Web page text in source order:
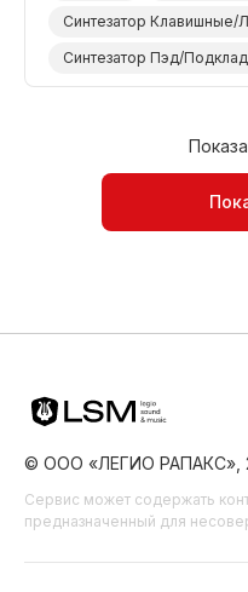
Синтезатор Клавишные/
Синтезатор Пэд/Подклад
Спокойный
© ООО «ЛЕГИО РАПАКС»,
Сервис может содержать
предназначенный для